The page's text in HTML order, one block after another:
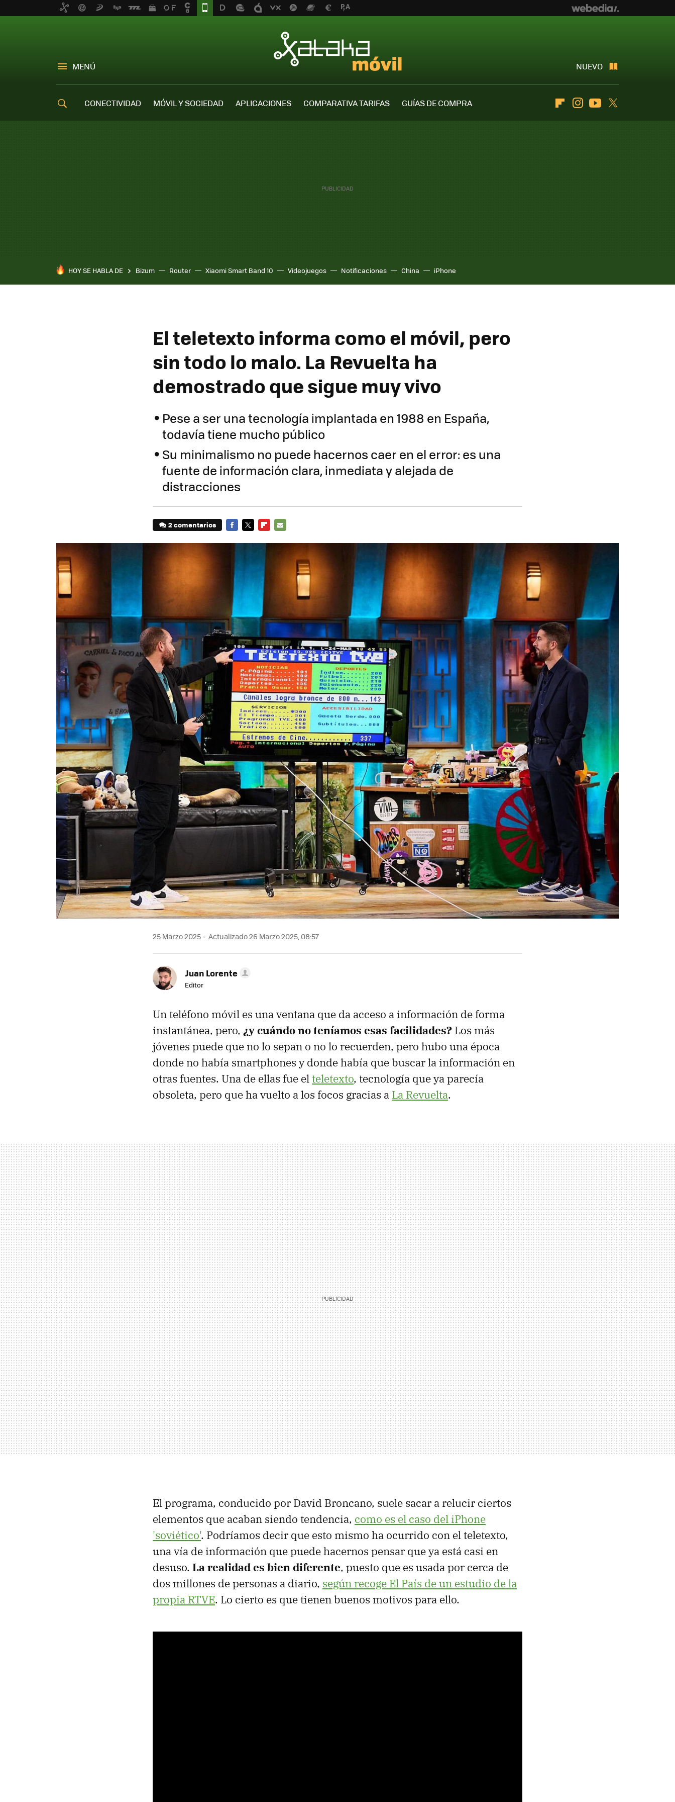
MENÚ NUEVO
CONECTIVIDAD MÓVIL Y SOCIEDAD APLICACIONES COMPARATIVA TARIFAS
GUÍAS DE COMPRA
FlipboardInstagramYoutube
HOY SE HABLA DE Bizum Router Xiaomi Smart Band 10 Videojuegos Notificaciones China iPhone
El teletexto informa como el móvil, pero
sin todo lo malo. La Revuelta ha
demostrado que sigue muy vivo
Pese a ser una tecnología implantada en 1988 en España,
todavía tiene mucho público
Su minimalismo no puede hacernos caer en el error: es una
fuente de información clara, inmediata y alejada de
distracciones
2 comentarios
MAIL
25 Marzo 2025 Actualizado 26 Marzo 2025, 08:57
Juan Lorente
Editor
Un teléfono móvil es una ventana que da acceso a información de forma
instantánea, pero, ¿y cuándo no teníamos esas facilidades? Los más
jóvenes puede que no lo sepan o no lo recuerden, pero hubo una época
donde no había smartphones y donde había que buscar la información en
otras fuentes. Una de ellas fue el teletexto, tecnología que ya parecía
obsoleta, pero que ha vuelto a los focos gracias a La Revuelta.
El programa, conducido por David Broncano, suele sacar a relucir ciertos
elementos que acaban siendo tendencia, como es el caso del iPhone
'soviético'. Podríamos decir que esto mismo ha ocurrido con el teletexto,
una vía de información que puede hacernos pensar que ya está casi en
desuso. La realidad es bien diferente, puesto que es usada por cerca de
dos millones de personas a diario, según recoge El País de un estudio de la
propia RTVE. Lo cierto es que tienen buenos motivos para ello.